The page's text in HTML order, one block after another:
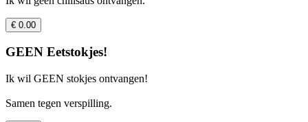
€ 0.00
GEEN Eetstokjes!
Ik wil GEEN stokjes ontvangen!
Samen tegen verspilling.